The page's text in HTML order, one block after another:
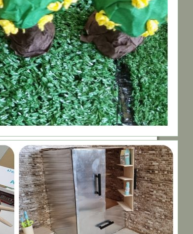
* Dedicated to all the
suffering refugees of the
world
Επισκέπτες